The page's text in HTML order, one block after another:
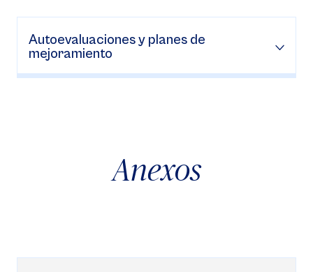
Autoevaluaciones y planes de
mejoramiento
Anexos